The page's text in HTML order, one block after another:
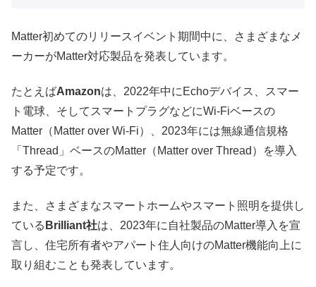
Matter初めてのリリースイベント期間中に、さまざまなメ
ーカーがMatter対応製品を発表しています。
たとえばAmazonは、2022年中にEchoデバイス、スマー
ト電球、そしてスマートプラグなどにWi-Fiベースの
Matter（Matter over Wi-Fi）、2023年には無線通信規格
「Thread」ベースのMatter（Matter over Thread）を導入
する予定です。
また、さまざまなスマートホームやスマート照明を提供し
ている Brilliant社は、2023年に自社製品のMatter導入を宣
言し、住宅所有者やアパート住人向けのMatter機能向上に
取り組むことも発表しています。